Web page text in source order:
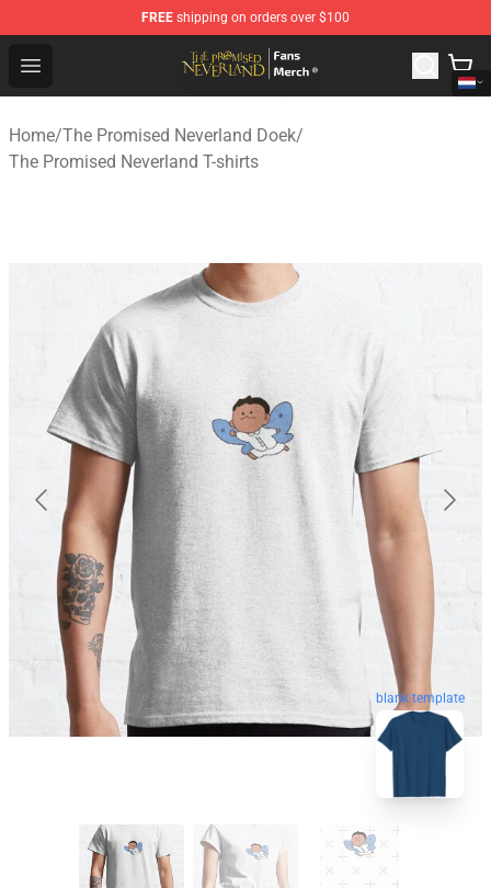
FREE shipping on orders over $100
Open menu
The Promised Neverland Store - Official The Promised
Home/The Promised Neverland Doek/
The Promised Neverland T-shirts
blank template